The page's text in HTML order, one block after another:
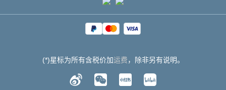
(*)星标为所有含税价加运费，除非另有说明。